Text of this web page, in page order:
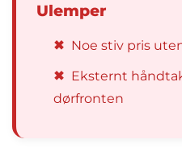
Ulemper
✖ Noe stiv pris
✖ Eksternt
dørfronten